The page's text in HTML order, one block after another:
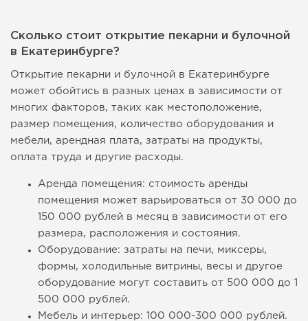
Сколько стоит открытие пекарни и булочной
в Екатеринбурге?
Открытие пекарни и булочной в Екатеринбурге
может обойтись в разных ценах в зависимости от
многих факторов, таких как местоположение,
размер помещения, количество оборудования и
мебели, арендная плата, затраты на продукты,
оплата труда и другие расходы.
Аренда помещения: стоимость аренды
помещения может варьироваться от 30 000 до
150 000 рублей в месяц в зависимости от его
размера, расположения и состояния.
Оборудование: затраты на печи, миксеры,
формы, холодильные витрины, весы и другое
оборудование могут составить от 500 000 до 1
500 000 рублей.
Мебель и интерьер: 100 000-300 000 рублей.